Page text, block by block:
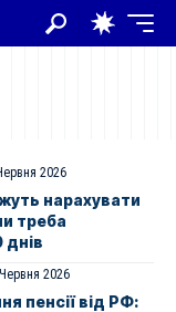
2026
нарахувати
треба
днів
2026
пенсії від РФ: